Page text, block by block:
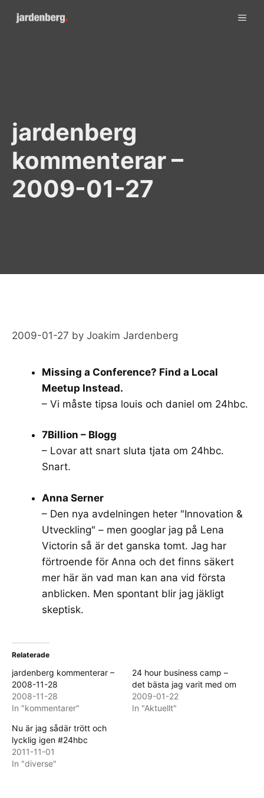
jardenberg
kommenterar –
2009-01-27
2009-01-27 by Joakim Jardenberg
Missing a Conference? Find a Local
Meetup Instead.
– Vi måste tipsa louis och daniel om 24hbc.
7Billion – Blogg
– Lovar att snart sluta tjata om 24hbc.
Snart.
Anna Serner
– Den nya avdelningen heter "Innovation &
Utveckling" – men googlar jag på Lena
Victorin så är det ganska tomt. Jag har
förtroende för Anna och det finns säkert
mer här än vad man kan ana vid första
anblicken. Men spontant blir jag jäkligt
skeptisk.
Relaterade
jardenberg kommenterar –
2008-11-28
2008-11-28
In "kommentarer"
24 hour business camp –
det bästa jag varit med om
2009-01-22
In "Aktuellt"
Nu är jag sådär trött och
lycklig igen #24hbc
2011-11-01
In "diverse"